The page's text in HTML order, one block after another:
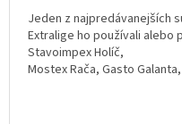
Jeden z najpredávanejších
Extralige ho používali alebo
Stavoimpex Holíč,
Mostex Rača, Gasto